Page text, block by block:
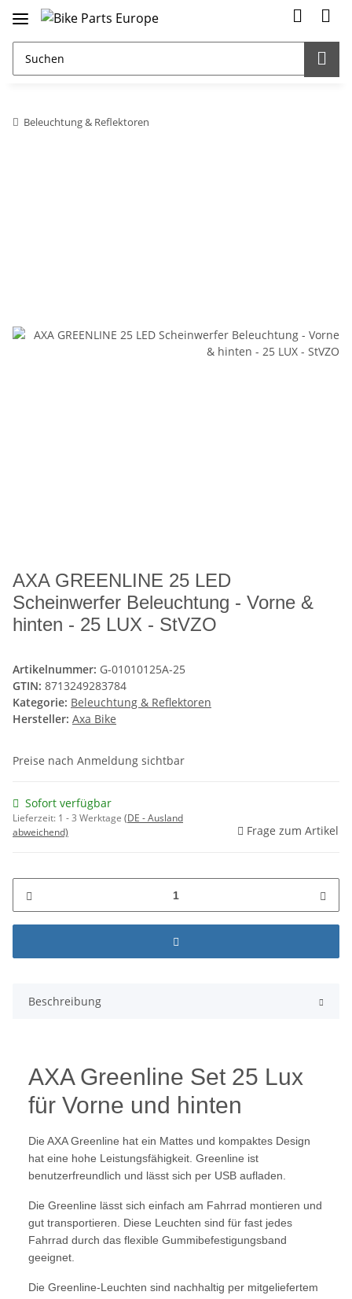
Beleuchtung & Reflektoren
AXA GREENLINE 25 LED
Scheinwerfer Beleuchtung - Vorne &
hinten - 25 LUX - StVZO
Artikelnummer: G-01010125A-25
GTIN: 8713249283784
Kategorie: Beleuchtung & Reflektoren
Hersteller: Axa Bike
Preise nach Anmeldung sichtbar
Sofort verfügbar
Lieferzeit: 1 - 3 Werktage (DE - Ausland
abweichend)
Frage zum Artikel
Beschreibung
AXA Greenline Set 25 Lux
für Vorne und hinten
Die AXA Greenline hat ein Mattes und kompaktes Design
hat eine hohe Leistungsfähigkeit. Greenline ist
benutzerfreundlich und lässt sich per USB aufladen.
Die Greenline lässt sich einfach am Fahrrad montieren und
gut transportieren. Diese Leuchten sind für fast jedes
Fahrrad durch das flexible Gummibefestigungsband
geeignet.
Die Greenline-Leuchten sind nachhaltig per mitgeliefertem